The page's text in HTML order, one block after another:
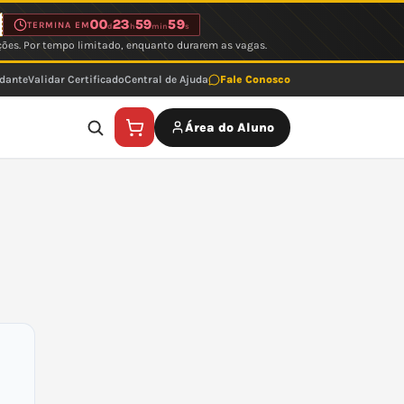
TERMINA EM00d23 h59min59s
Por tempo limitado, enquanto durarem as vagas.
Validar CertificadoCentral de Ajuda Fale Conosco
Área do Aluno